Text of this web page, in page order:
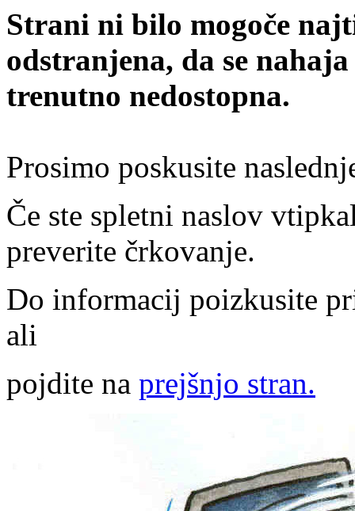
Strani ni bilo mogoče
odstranjena, da se
trenutno nedostopna.
Prosimo poskusite
Če ste spletni naslov
preverite črkovanje.
Do informacij poizkusite
ali
pojdite na prejšnjo stran.